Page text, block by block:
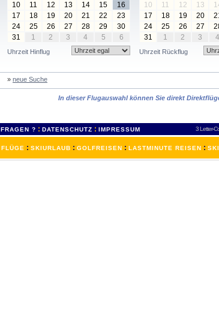
10
11 12 13 14 15
16
17
18 19 20 21 22
23
24
25 26 27 28 29
30
31
1 2 3 4 5 6
Uhrzeit Hinflug
10
11 12 13
17
18 19 20
24
25 26 27
31
1 2 3 4
Uhrzeit Rückflug
» neue Suche
In dieser Flugauswahl können Sie direkt
FRAGEN ? : DATENSCHUTZ : IMPRESSUM 3 Letter-
FLÜGE : SKIURLAUB : GOLFREISEN : LASTMINUTE REISEN :